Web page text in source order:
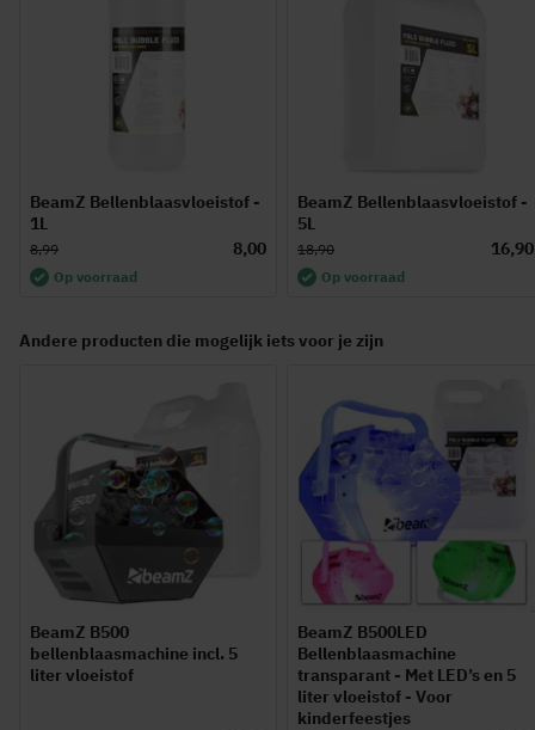
BeamZ Bellenblaasvloeistof -
1L
8,00
8,99
Op voorraad
BeamZ Bellenblaasvloeistof -
5L
16,90
18,90
Op voorraad
Andere producten die mogelijk iets voor je zijn
BeamZ B500
bellenblaasmachine incl. 5
liter vloeistof
BeamZ B500LED
Bellenblaasmachine
transparant - Met LED’s en 5
liter vloeistof - Voor
kinderfeestjes